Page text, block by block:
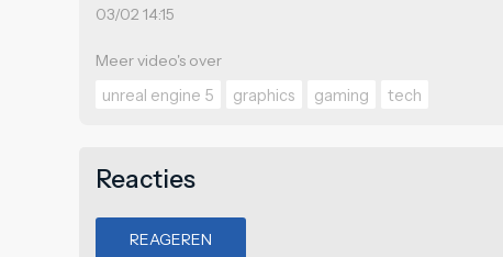
03/02 14:15
Meer video's over
unreal engine 5
graphics gaming tech
Reacties
REAGEREN